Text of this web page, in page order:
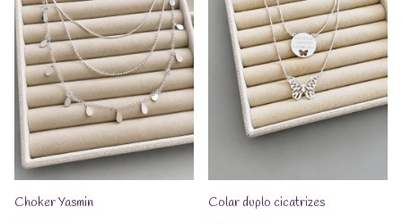
Choker Yasmin Colar duplo cicatrizes